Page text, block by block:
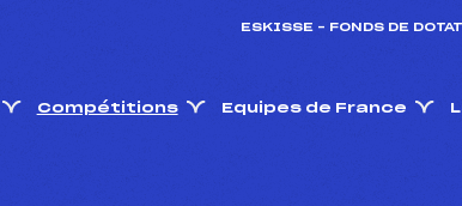
ESKISSE – FONDS DE
Compétitions Equipes de France